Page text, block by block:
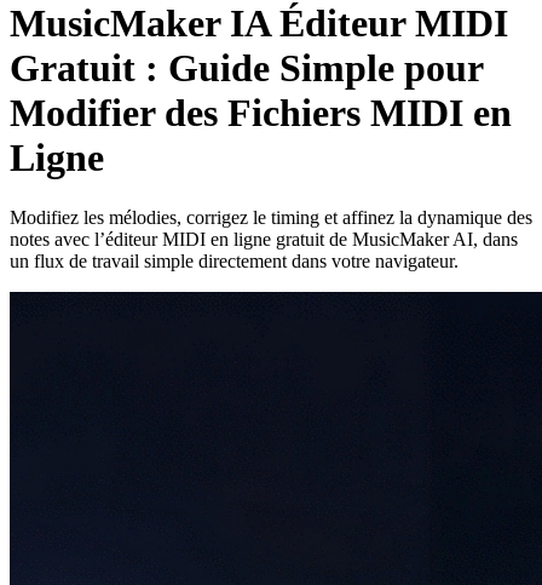
MusicMaker IA Éditeur MIDI
Gratuit : Guide Simple pour
Modifier des Fichiers MIDI en
Ligne
Modifiez les mélodies, corrigez le timing et affinez la dynamique des
notes avec l’éditeur MIDI en ligne gratuit de MusicMaker AI, dans
un flux de travail simple directement dans votre navigateur.